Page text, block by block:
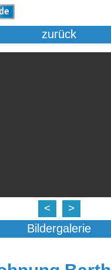
zurück
< >
Bildergalerie